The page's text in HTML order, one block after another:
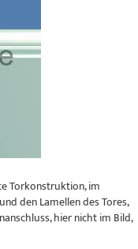
Torkonstruktion, im
den Lamellen des Tores,
hier nicht im Bild,